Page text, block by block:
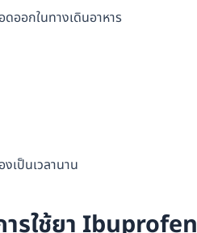
ดออกในทางเดินอาหาร
เป็นเวลานาน
รใช้ยา Ibuprofen